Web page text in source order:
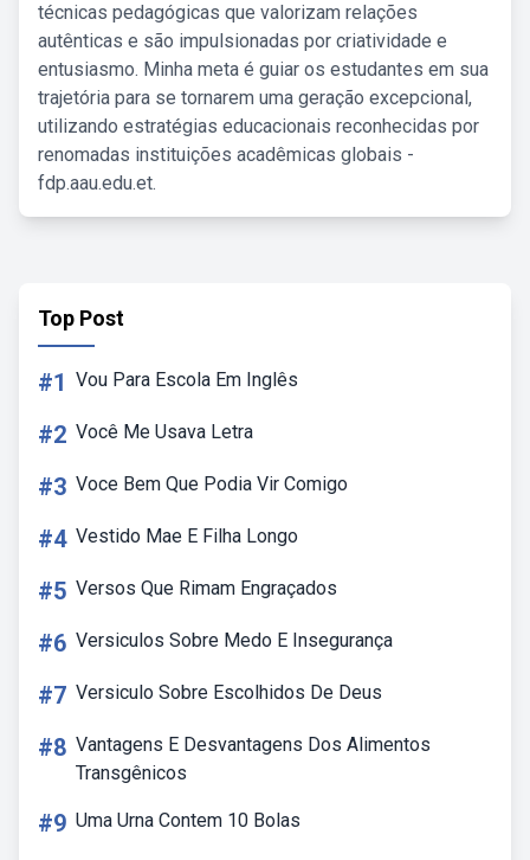
técnicas pedagógicas que valorizam relações
autênticas e são impulsionadas por criatividade e
entusiasmo. Minha meta é guiar os estudantes em sua
trajetória para se tornarem uma geração excepcional,
utilizando estratégias educacionais reconhecidas por
renomadas instituições acadêmicas globais -
fdp.aau.edu.et.
Top Post
#1 Vou Para Escola Em Inglês
#2 Você Me Usava Letra
#3 Voce Bem Que Podia Vir Comigo
#4 Vestido Mae E Filha Longo
#5 Versos Que Rimam Engraçados
#6 Versiculos Sobre Medo E Insegurança
#7 Versiculo Sobre Escolhidos De Deus
#8 Vantagens E Desvantagens Dos Alimentos
Transgênicos
#9 Uma Urna Contem 10 Bolas